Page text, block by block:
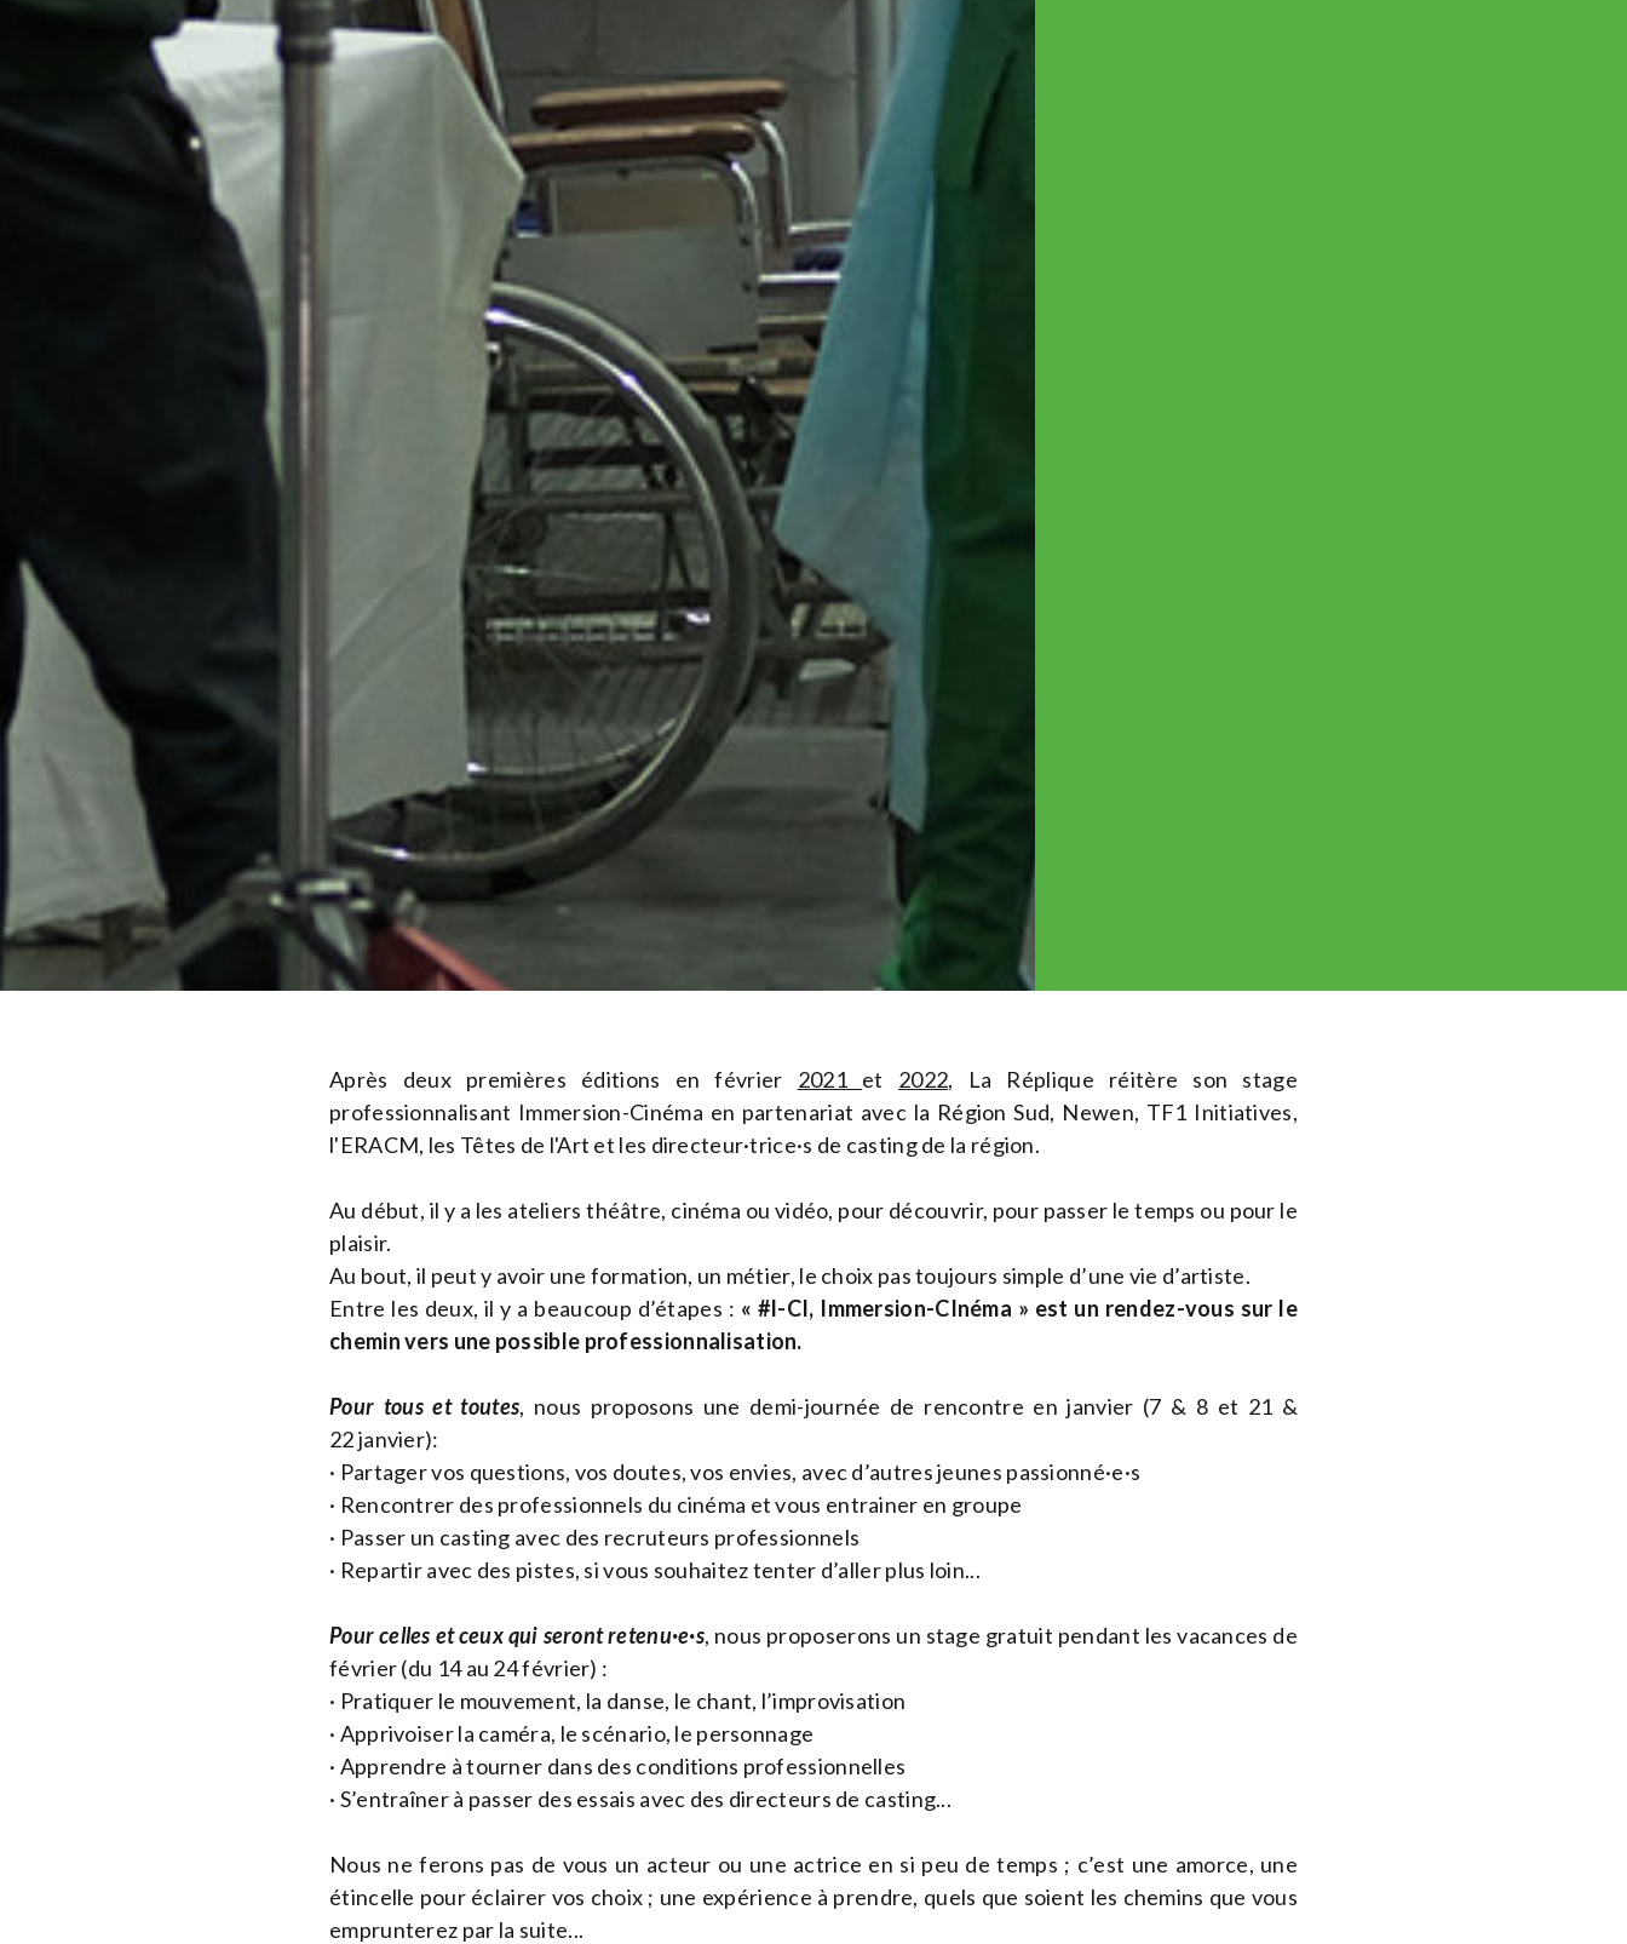
Après deux premières éditions en février 2021 et 2022, La Réplique réitère son stage
professionnalisant Immersion-Cinéma en partenariat avec la Région Sud, Newen, TF1 Initiatives,
l'ERACM, les Têtes de l'Art et les directeur·trice·s de casting de la région.
Au début, il y a les ateliers théâtre, cinéma ou vidéo, pour découvrir, pour passer le temps ou pour le
plaisir.
Au bout, il peut y avoir une formation, un métier, le choix pas toujours simple d’une vie d’artiste.
Entre les deux, il y a beaucoup d’étapes : « #I-CI, Immersion-CInéma » est un rendez-vous sur le
chemin vers une possible professionnalisation.
Pour tous et toutes, nous proposons une demi-journée de rencontre en janvier (7 & 8 et 21 &
22 janvier):
· Partager vos questions, vos doutes, vos envies, avec d’autres jeunes passionné·e·s
· Rencontrer des professionnels du cinéma et vous entrainer en groupe
· Passer un casting avec des recruteurs professionnels
· Repartir avec des pistes, si vous souhaitez tenter d’aller plus loin...
Pour celles et ceux qui seront retenu·e·s, nous proposerons un stage gratuit pendant les vacances de
février (du 14 au 24 février) :
· Pratiquer le mouvement, la danse, le chant, l’improvisation
· Apprivoiser la caméra, le scénario, le personnage
· Apprendre à tourner dans des conditions professionnelles
· S’entraîner à passer des essais avec des directeurs de casting...
Nous ne ferons pas de vous un acteur ou une actrice en si peu de temps ; c’est une amorce, une
étincelle pour éclairer vos choix ; une expérience à prendre, quels que soient les chemins que vous
emprunterez par la suite...